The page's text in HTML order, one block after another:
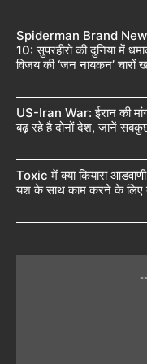
Spiderman Brand
10: सुपरहीरो की दुनिया में
विजय की ‘जन नायकन’ चारों
US-Iran War: ईरान की
बढ़ रहे है दोनों देश, जानें
Toxic में क्या कियारा
यश के साथ काम करने के लिए